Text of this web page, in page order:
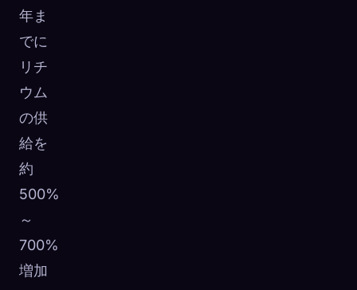
年ま
でに
リチ
ウム
の供
給を
約
500%
～
700%
増加